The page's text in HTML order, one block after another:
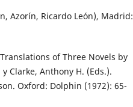
Azorín, Ricardo León), Madrid:
of Three Novels by
Clarke, Anthony H. (Eds.).
Oxford: Dolphin (1972): 65-